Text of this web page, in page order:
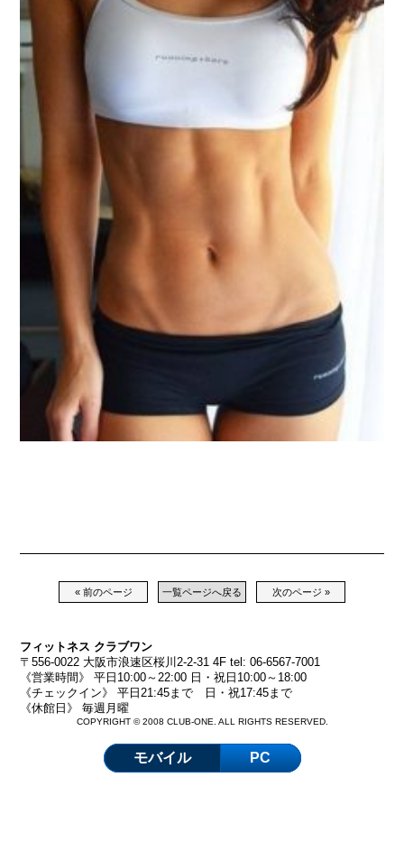
« 前のページ 一覧ページへ戻る 次のページ »
フィットネス クラブワン
〒556-0022 大阪市浪速区桜川2-2-31 4F tel: 06-6567-7001
《営業時間》 平日10:00～22:00 日・祝日10:00～18:00
《チェックイン》 平日21:45まで 日・祝17:45まで
《休館日》 毎週月曜
COPYRIGHT © 2008 CLUB-ONE. ALL RIGHTS RESERVED.
モバイル PC